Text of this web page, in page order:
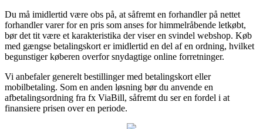
Du må imidlertid være obs på, at såfremt en forhandler på nettet
forhandler varer for en pris som anses for himmelråbende letkøbt,
bør det tit være et karakteristika der viser en svindel webshop. Køb
med gængse betalingskort er imidlertid en del af en ordning, hvilket
begunstiger køberen overfor snydagtige online forretninger.
Vi anbefaler generelt bestillinger med betalingskort eller
mobilbetaling. Som en anden løsning bør du anvende en
afbetalingsordning fra fx ViaBill, såfremt du ser en fordel i at
finansiere prisen over en periode.